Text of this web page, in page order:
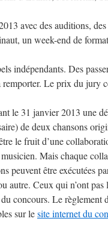
avec des auditions,
un week-end de
indépendants. Des
Le prix du jury
le 31 janvier 2013 une
de deux chansons
le fruit d’une
Mais chaque
peuvent être exécutées
autre. Ceux qui n’ont pas
concours. Le règlement
sur lesite internet du